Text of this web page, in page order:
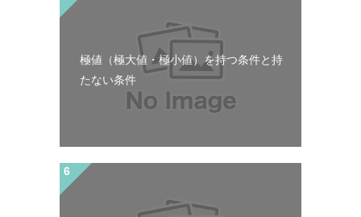
極値（極大値・極小値）を持つ条件と持
たない条件